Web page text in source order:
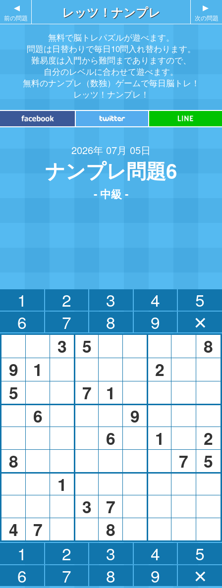
レッツ！ナンプレ
無料で脳トレパズルが遊べます。
問題は日替わりで毎日10問入れ替わります。
難易度は入門から難問までありますので、
自分のレベルに合わせて遊べます。
無料のナンプレ（数独）ゲームで毎日脳トレ！
レッツ！ナンプレ！
2026年 07月 05日
ナンプレ問題6
- 中級 -
▲
前の問題
▲
次の問題
1 2 3 4
5
6
7 8 9 ✕
3 5
8
9
1
2
5
7
1
6
9
6
1
2
8
7
5
1
3
7
4
7 8
1 2 3 4
5
6
7 8 9 ✕